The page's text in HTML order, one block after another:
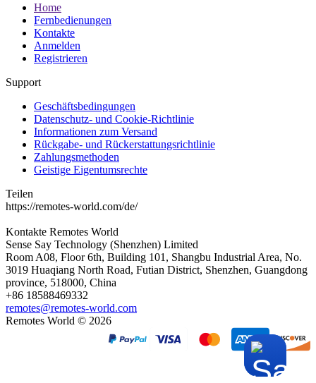
Home
Fernbedienungen
Kontakte
Anmelden
Registrieren
Support
Geschäftsbedingungen
Datenschutz- und Cookie-Richtlinie
Informationen zum Versand
Rückgabe- und Rückerstattungsrichtlinie
Zahlungsmethoden
Geistige Eigentumsrechte
Teilen
https://remotes-world.com/de/
Kontakte Remotes World
Sense Say Technology (Shenzhen) Limited
Room A08, Floor 6th, Building 101, Shangbu Industrial Area, No.
3019 Huaqiang North Road, Futian District, Shenzhen, Guangdong
province, 518000, China
+86 18588469332
remotes@remotes-world.com
Remotes World © 2026